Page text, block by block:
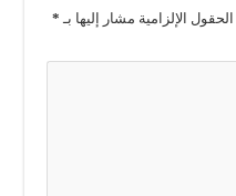
الحقول الإلزامية مشار إليها بـ *